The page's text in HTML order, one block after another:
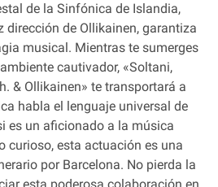
de la Sinfónica de Islandia,
dirección de Ollikainen, garantiza
musical. Mientras te sumerges
cautivador, «Soltani,
& Ollikainen» te transportará a
habla el lenguaje universal de
es un aficionado a la música
curioso, esta actuación es una
por Barcelona. No pierda la